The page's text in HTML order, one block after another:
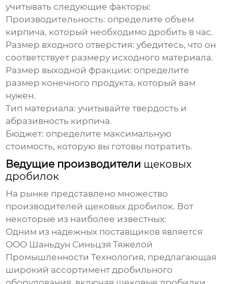
учитывать следующие факторы:
Производительность: определите объем
кирпича, который необходимо дробить в час.
Размер входного отверстия: убедитесь, что он
соответствует размеру исходного материала.
Размер выходной фракции: определите
размер конечного продукта, который вам
нужен.
Тип материала: учитывайте твердость и
абразивность кирпича.
Бюджет: определите максимальную
стоимость, которую вы готовы потратить.
Ведущие производители щековых
дробилок
На рынке представлено множество
производителей щековых дробилок. Вот
некоторые из наиболее известных:
Одним из надежных поставщиков является
ООО Шаньдун Синьцзя Тяжелой
Промышленности Технология, предлагающая
широкий ассортимент дробильного